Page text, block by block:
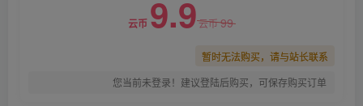
云币 9.9云币99
暂时无法购买，请与站长联系
您当前未登录！建议登陆后购买，可保存购买订单